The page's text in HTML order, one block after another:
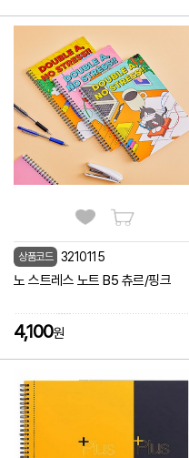
상품코드 3210115
노 스트레스 노트 B5 츄르/핑크
4,100원